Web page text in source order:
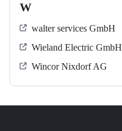
W
walter services GmbH
Wieland Electric GmbH
Wincor Nixdorf AG